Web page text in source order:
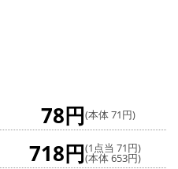
78円(本体 71円)
718円(1点当 71円)
(本体 653円)